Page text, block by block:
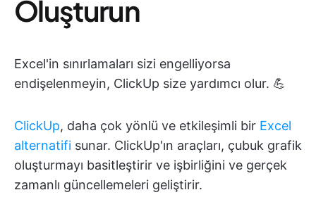
Oluşturun
Excel'in sınırlamaları sizi engelliyorsa
endişelenmeyin, ClickUp size yardımcı olur. 💪
ClickUp, daha çok yönlü ve etkileşimli bir Excel
alternatifi sunar. ClickUp'ın araçları, çubuk grafik
oluşturmayı basitleştirir ve işbirliğini ve gerçek
zamanlı güncellemeleri geliştirir.